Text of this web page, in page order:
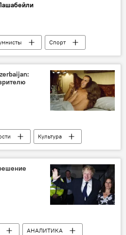
Спорт
ЖИЗНЬ
Культура
Гуламов
АНАЛИТИКА